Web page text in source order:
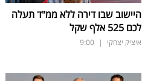
היישוב שבו דירה ללא ממ"ד תעלה
לכם 525 אלף שקל
איציק יצחקי |
9:00